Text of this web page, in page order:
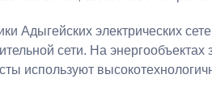
Адыгейских электрических
сети. На энергообъектах
используют